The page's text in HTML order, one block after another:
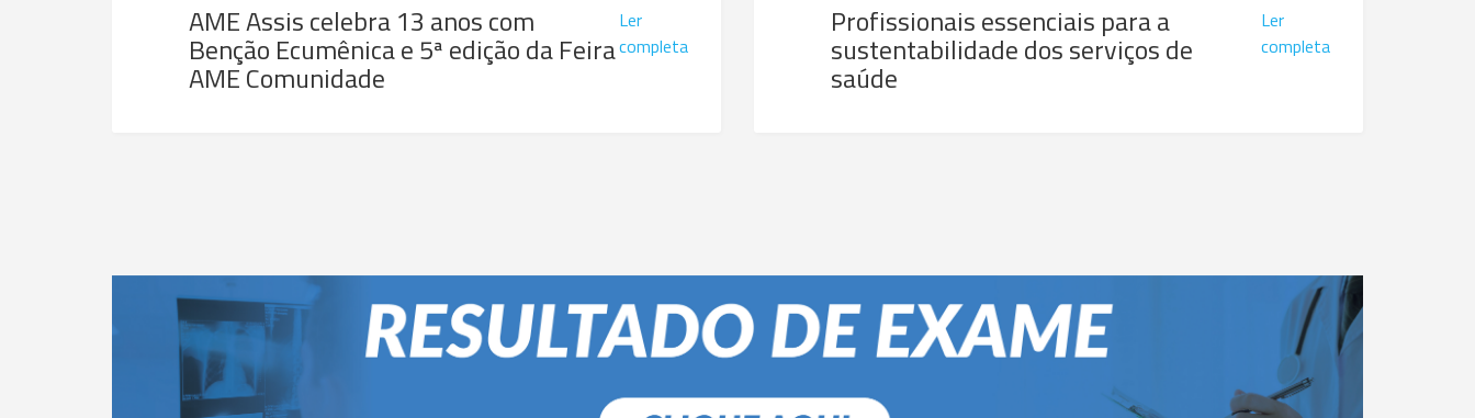
AME Assis celebra 13 anos com
Benção Ecumênica e 5ª edição da Feira
AME Comunidade
Ler
completa
Profissionais essenciais para a
sustentabilidade dos serviços de
saúde
Ler
completa